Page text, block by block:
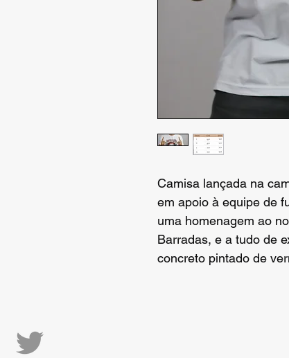
Camisa lançada na
em apoio à equipe de
uma homenagem ao
Barradas, e a tudo de
concreto pintado de